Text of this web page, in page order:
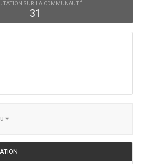
SUR LA COMMUNAUTÉ
31